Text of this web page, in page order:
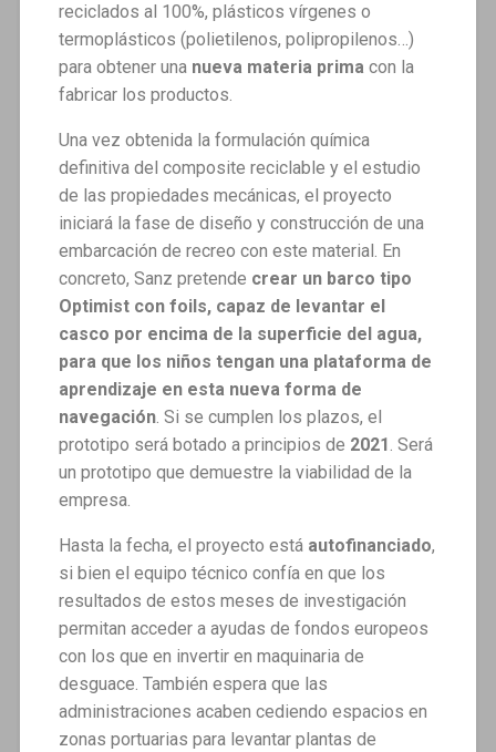
reciclados al 100%, plásticos vírgenes o
termoplásticos (polietilenos, polipropilenos…)
para obtener una nueva materia primacon la
fabricar los productos.
Una vez obtenida la formulación química
definitiva del composite reciclable y el estudio
de las propiedades mecánicas, el proyecto
iniciará la fase de diseño y construcción de una
embarcación de recreo con este material. En
concreto, Sanz pretende crear un barco tipo
Optimist con foils, capaz de levantar el
casco por encima de la superficie del agua,
para que los niños tengan una plataforma de
aprendizaje en esta nueva forma de
navegación. Si se cumplen los plazos, el
prototipo será botado a principios de 2021. Será
un prototipo que demuestre la viabilidad de la
empresa.
Hasta la fecha, el proyecto está autofinanciado,
si bien el equipo técnico confía en que los
resultados de estos meses de investigación
permitan acceder a ayudas de fondos europeos
con los que en invertir en maquinaria de
desguace. También espera que las
administraciones acaben cediendo espacios en
zonas portuarias para levantar plantas de